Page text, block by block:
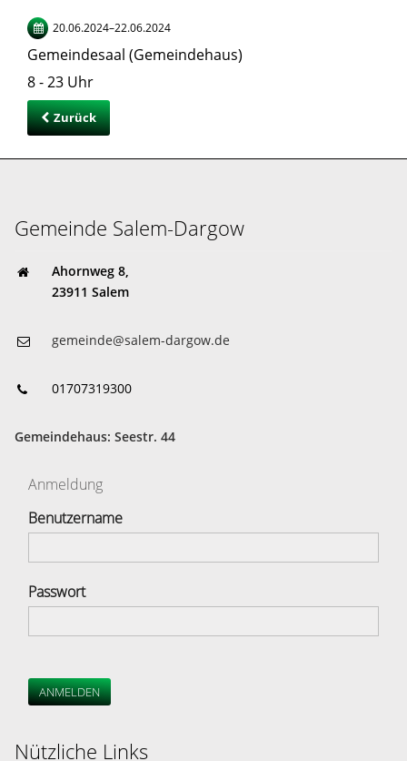
20.06.2024–22.06.2024
Gemeindesaal (Gemeindehaus)
8 - 23 Uhr
Zurück
Gemeinde Salem-Dargow
Ahornweg 8,
23911 Salem
gemeinde@salem-dargow.de
01707319300
Gemeindehaus: Seestr. 44
Anmeldung
Benutzername
Passwort
ANMELDEN
Nützliche Links